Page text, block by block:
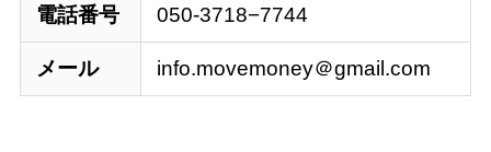
電話番号 050-3718−7744
メール info.movemoney＠gmail.com